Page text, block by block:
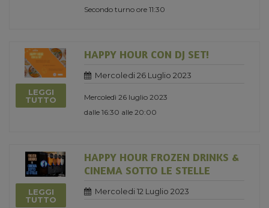
Secondo turno ore 11:30
LEGGI
TUTTO
HAPPY HOUR CON DJ SET!
Mercoledi 26 Luglio 2023
Mercoledì 26 luglio 2023
dalle 16:30 alle 20:00
LEGGI
TUTTO
HAPPY HOUR FROZEN DRINKS &
CINEMA SOTTO LE STELLE
Mercoledi 12 Luglio 2023